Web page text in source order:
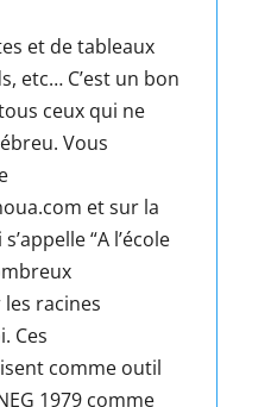
et de tableaux
etc… C’est un bon
ceux qui ne
Vous
et sur la
“A l’école
racines
Ces
comme outil
1979 comme